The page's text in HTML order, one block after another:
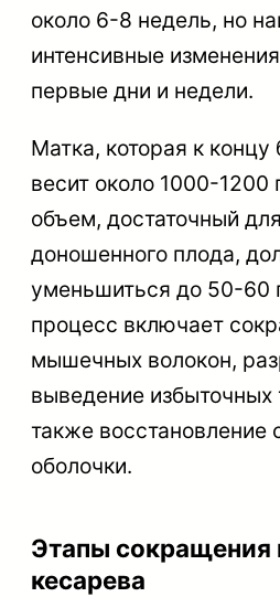
около 6-8 недель, но
интенсивные
первые дни и недели.
Матка, которая к
весит около 1000-
объем, достаточный
доношенного плода,
уменьшиться до 50-60
процесс включает
мышечных волокон,
выведение избыточных
также восстановление
оболочки.
Этапы сокращения
кесарева